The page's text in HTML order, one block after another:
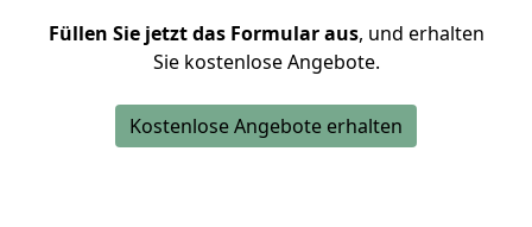
Füllen Sie jetzt das Formular aus, und erhalten
Sie kostenlose Angebote.
Kostenlose Angebote erhalten